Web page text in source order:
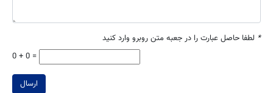
* لطفا حاصل عبارت را در جعبه متن روبرو وارد کنید
0 + 0 =
ارسال